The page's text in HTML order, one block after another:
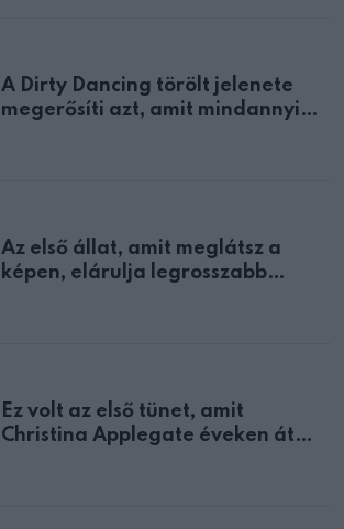
A Dirty Dancing törölt jelenete
megerősíti azt, amit mindannyian
Az első állat, amit meglátsz a
képen, elárulja legrosszabb
Ez volt az első tünet, amit
Christina Applegate éveken át